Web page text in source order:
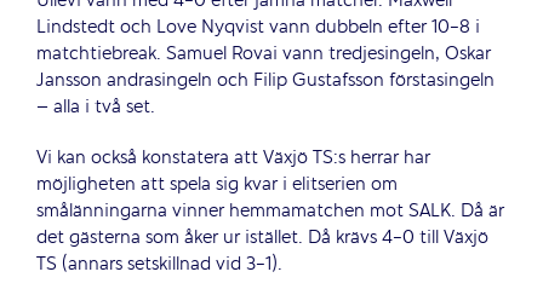
Lindstedt och Love Nyqvist vann dubbeln efter 10-8 i
matchtiebreak. Samuel Rovai vann tredjesingeln, Oskar
Jansson andrasingeln och Filip Gustafsson förstasingeln
– alla i två set.
Vi kan också konstatera att Växjö TS:s herrar har
möjligheten att spela sig kvar i elitserien om
smålänningarna vinner hemmamatchen mot SALK. Då är
det gästerna som åker ur istället. Då krävs 4-0 till Växjö
TS (annars setskillnad vid 3-1).